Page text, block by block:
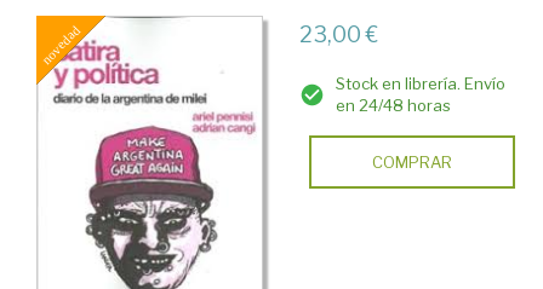
23,00 €
Stock en librería. Envío
en 24/48 horas
COMPRAR